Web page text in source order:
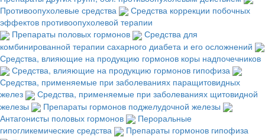
Противоопухолевые средства
Средства коррекции побочных
эффектов противоопухолевой терапии
Препараты половых гормонов
Средства для
комбинированной терапии сахарного диабета и его осложнений
Средства, влияющие на продукцию гормонов коры надпочечников
Средства, влияющие на продукцию гормонов гипофиза
Средства, применяемые при заболеваниях паращитовидных
желез
Средства, применяемые при заболеваниях щитовидной
железы
Препараты гормонов поджелудочной железы
Антагонисты половых гормонов
Пероральные
гипогликемические средства
Препараты гормонов гипофиза